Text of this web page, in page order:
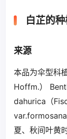
白芷的
来源
本品为伞型科
Hoffm.）
dahurica（
var.formosana
夏、秋间叶黄